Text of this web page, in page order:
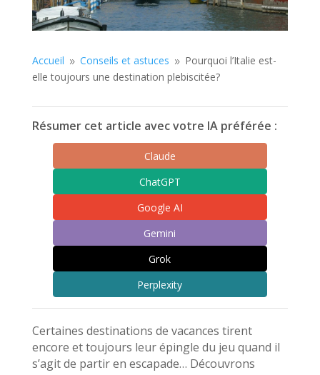
Accueil 9 Conseils et astuces 9 Pourquoi l’Italie est-
elle toujours une destination plebiscitée?
Résumer cet article avec votre IA préférée :
Claude
ChatGPT
Google AI
Gemini
Grok
Perplexity
Certaines destinations de vacances tirent
encore et toujours leur épingle du jeu quand il
s’agit de partir en escapade… Découvrons